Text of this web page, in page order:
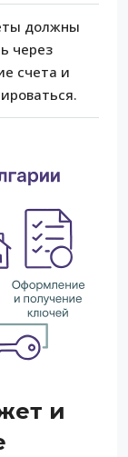
должны
через
счета и
и